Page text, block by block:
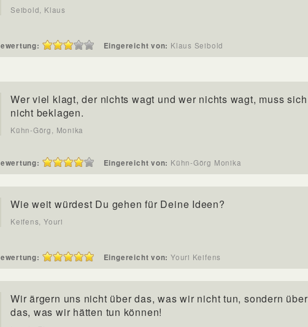
Seibold, Klaus
Eingereicht von: Klaus Seibold
Wer viel klagt, der nichts wagt und wer nichts wagt, muss sich
nicht beklagen.
Kühn-Görg, Monika
Eingereicht von: Kühn-Görg Monika
Wie weit würdest Du gehen für Deine Ideen?
Keifens, Youri
Eingereicht von: Youri Keifens
Wir ärgern uns nicht über das, was wir nicht tun, sondern über
das, was wir hätten tun können!